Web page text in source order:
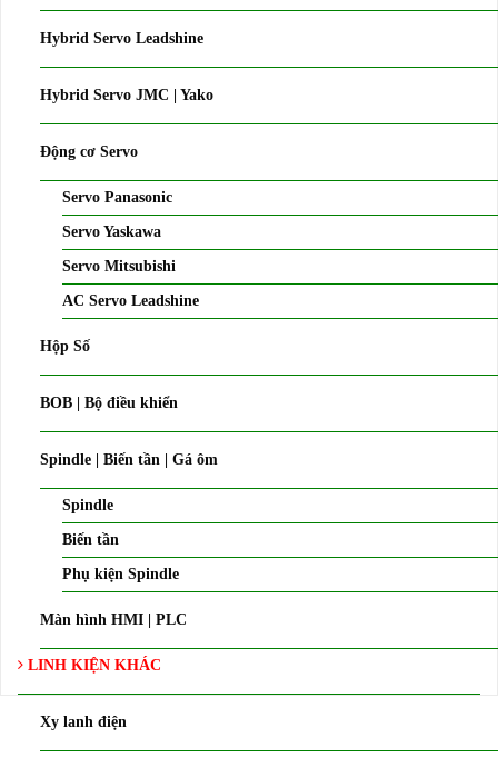
Hybrid Servo Leadshine
Hybrid Servo JMC | Yako
Động cơ Servo
Servo Panasonic
Servo Yaskawa
Servo Mitsubishi
AC Servo Leadshine
Hộp Số
BOB | Bộ điều khiển
Spindle | Biến tần | Gá ôm
Spindle
Biến tần
Phụ kiện Spindle
Màn hình HMI | PLC
LINH KIỆN KHÁC
Xy lanh điện